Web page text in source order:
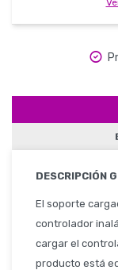
DESCRIPCIÓN
El soporte
controlador
cargar el
producto está